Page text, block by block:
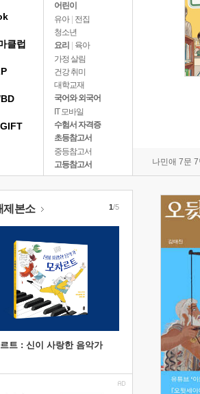
어린이
유아 | 전집
청소년
요리
육아
가정 살림
건강 취미
대학교재
국어와 외국어
IT 모바일
수험서 자격증
초등참고서
중등참고서
고등참고서
나민애 7문
클럽
제본소
트 : 신이 사랑한 음악가
1/5